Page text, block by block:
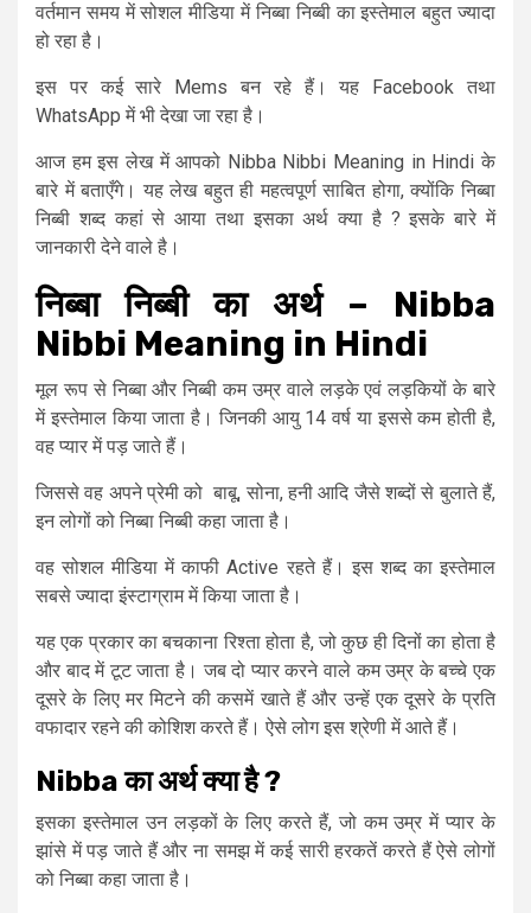
वर्तमान समय में सोशल मीडिया में निब्बा निब्बी का इस्तेमाल बहुत ज्यादा
हो रहा है।
इस पर कई सारे Mems बन रहे हैं। यह Facebook तथा
WhatsApp में भी देखा जा रहा है।
आज हम इस लेख में आपको Nibba Nibbi Meaning in Hindi के
बारे में बताएँगे। यह लेख बहुत ही महत्वपूर्ण साबित होगा, क्योंकि निब्बा
निब्बी शब्द कहां से आया तथा इसका अर्थ क्या है ? इसके बारे में
जानकारी देने वाले है।
निब्बा निब्बी का अर्थ– Nibba
Nibbi Meaning in Hindi
मूल रूप से निब्बा और निब्बी कम उम्र वाले लड़के एवं लड़कियों के बारे
में इस्तेमाल किया जाता है। जिनकी आयु 14 वर्ष या इससे कम होती है,
वह प्यार में पड़ जाते हैं।
जिससे वह अपने प्रेमी को बाबू, सोना, हनी आदि जैसे शब्दों से बुलाते हैं,
इन लोगों को निब्बा निब्बी कहा जाता है।
वह सोशल मीडिया में काफी Active रहते हैं। इस शब्द का इस्तेमाल
सबसे ज्यादा इंस्टाग्राम में किया जाता है।
यह एक प्रकार का बचकाना रिश्ता होता है, जो कुछ ही दिनों का होता है
और बाद में टूट जाता है। जब दो प्यार करने वाले कम उम्र के बच्चे एक
दूसरे के लिए मर मिटने की कसमें खाते हैं और उन्हें एक दूसरे के प्रति
वफादार रहने की कोशिश करते हैं। ऐसे लोग इस श्रेणी में आते हैं।
Nibbaकाअर्थक्याहै ?
इसका इस्तेमाल उन लड़कों के लिए करते हैं, जो कम उम्र में प्यार के
झांसे में पड़ जाते हैं और ना समझ में कई सारी हरकतें करते हैं ऐसे लोगों
को निब्बा कहा जाता है।